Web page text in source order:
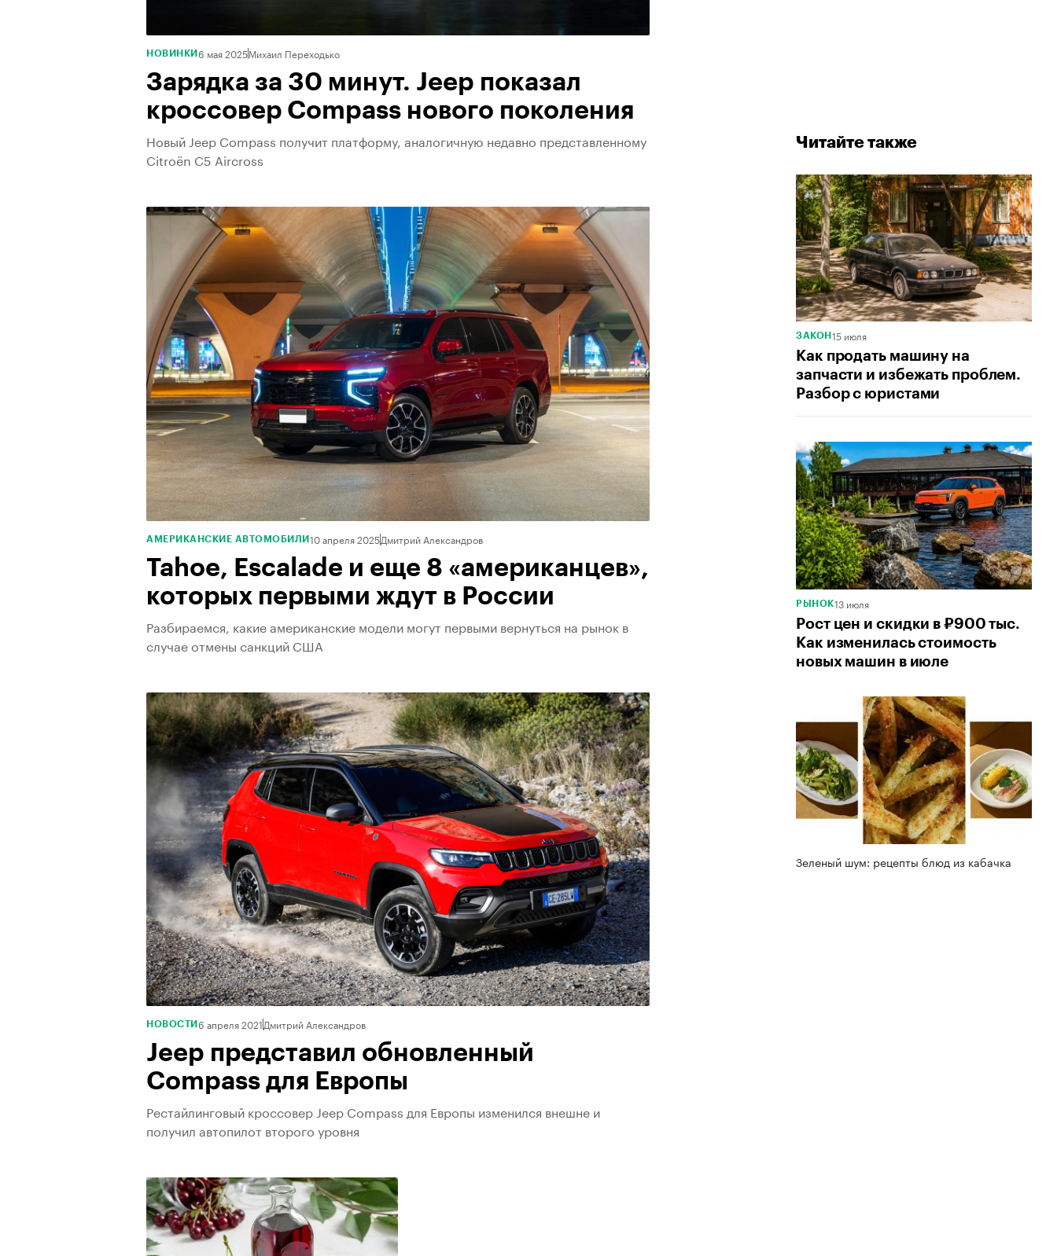
НОВИНКИ 6 мая 2025Михаил Переходько
Зарядка за 30 минут. Jeep показал
кроссовер Compass нового поколения
Новый Jeep Compass получит платформу, аналогичную недавно представленному
Citroёn C5 Aircross
АМЕРИКАНСКИЕ АВТОМОБИЛИ 10 апреля 2025Дмитрий Александров
Tahoe, Escalade и еще 8 «американцев»,
которых первыми ждут в России
Разбираемся, какие американские модели могут первыми вернуться на рынок в
случае отмены санкций США
НОВОСТИ 6 апреля 2021Дмитрий Александров
Jeep представил обновленный
Compass для Европы
Рестайлинговый кроссовер Jeep Compass для Европы изменился внешне и
получил автопилот второго уровня
Читайте также
ЗАКОН 15 июля
Как продать машину на
запчасти и избежать проблем.
Разбор с юристами
РЫНОК13 июля
Рост цен и скидки в ₽900 тыс.
Как изменилась стоимость
новых машин в июле
Зеленый шум: рецепты блюд из кабачка